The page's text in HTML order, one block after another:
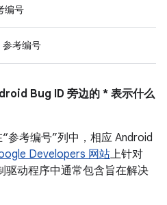
编号
考编号
Bug ID 旁边的 * 表示什么
参考编号”列中，相应 Android
Developers 网站上针对
驱动程序中通常包含旨在解决